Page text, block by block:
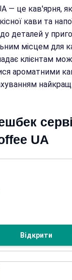
— це кав'ярня,
кави та
деталей у
місцем для
клієнтам
ароматними
UA
Відкрити